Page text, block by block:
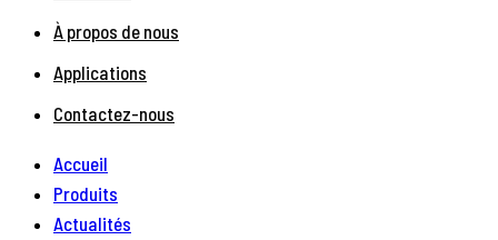
À propos de nous
Applications
Contactez-nous
Accueil
Produits
Actualités